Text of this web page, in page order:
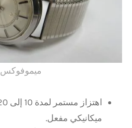
ميموفوكس
ميكانيكي مفعل.